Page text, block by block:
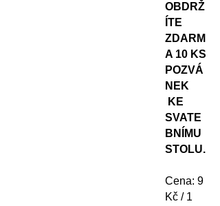
OBDRŽ
ÍTE
ZDARM
A 10 KS
POZVÁ
NEK
KE
SVATE
BNÍMU
STOLU.
Cena: 9
Kč / 1